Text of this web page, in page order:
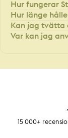
Hur fungerar
Hur länge
Kan jag tvätta
Var kan jag
15 000+